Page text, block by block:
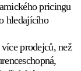
pricingu
hledajícího
prodejců, než